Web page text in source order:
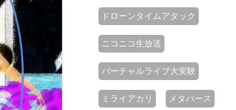
ドローンタイムアタック
ニコニコ生放送
バーチャルライブ大実験
ミライアカリ メタバース